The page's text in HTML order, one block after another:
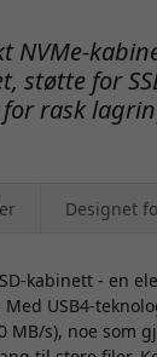
NVMe-
støtte for
rask
Designet
kabinett - en
USB4-
MB/s), noe som